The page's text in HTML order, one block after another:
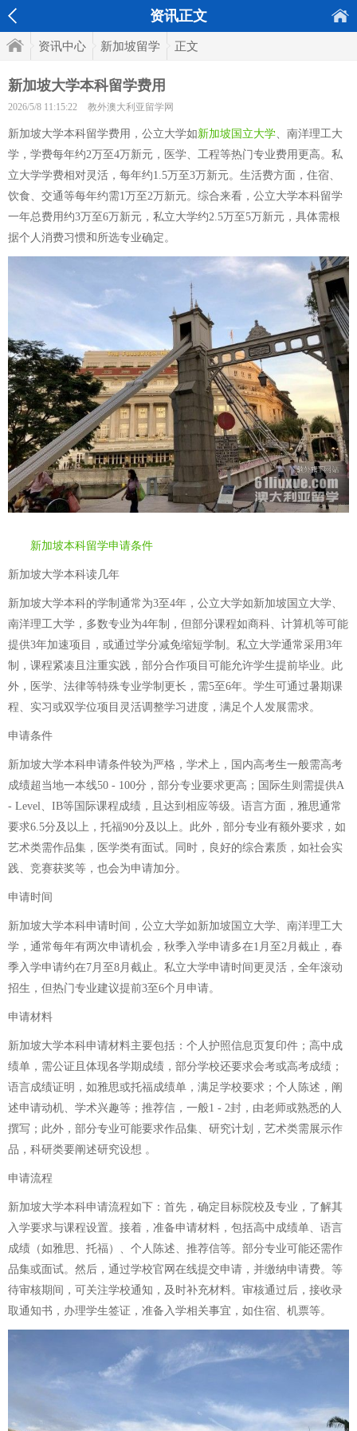
资讯正文
资讯中心 新加坡留学 正文
新加坡大学本科留学费用
2026/5/8 11:15:22 教外澳大利亚留学网
新加坡大学本科留学费用，公立大学如新加坡国立大学、南洋理工大
学，学费每年约2万至4万新元，医学、工程等热门专业费用更高。私
立大学学费相对灵活，每年约1.5万至3万新元。生活费方面，住宿、
饮食、交通等每年约需1万至2万新元。综合来看，公立大学本科留学
一年总费用约3万至6万新元，私立大学约2.5万至5万新元，具体需根
据个人消费习惯和所选专业确定。
新加坡本科留学申请条件
新加坡大学本科读几年
新加坡大学本科的学制通常为3至4年，公立大学如新加坡国立大学、
南洋理工大学，多数专业为4年制，但部分课程如商科、计算机等可能
提供3年加速项目，或通过学分减免缩短学制。私立大学通常采用3年
制，课程紧凑且注重实践，部分合作项目可能允许学生提前毕业。此
外，医学、法律等特殊专业学制更长，需5至6年。学生可通过暑期课
程、实习或双学位项目灵活调整学习进度，满足个人发展需求。
申请条件
新加坡大学本科申请条件较为严格，学术上，国内高考生一般需高考
成绩超当地一本线50 - 100分，部分专业要求更高；国际生则需提供A
- Level、IB等国际课程成绩，且达到相应等级。语言方面，雅思通常
要求6.5分及以上，托福90分及以上。此外，部分专业有额外要求，如
艺术类需作品集，医学类有面试。同时，良好的综合素质，如社会实
践、竞赛获奖等，也会为申请加分。
申请时间
新加坡大学本科申请时间，公立大学如新加坡国立大学、南洋理工大
学，通常每年有两次申请机会，秋季入学申请多在1月至2月截止，春
季入学申请约在7月至8月截止。私立大学申请时间更灵活，全年滚动
招生，但热门专业建议提前3至6个月申请。
申请材料
新加坡大学本科申请材料主要包括：个人护照信息页复印件；高中成
绩单，需公证且体现各学期成绩，部分学校还要求会考或高考成绩；
语言成绩证明，如雅思或托福成绩单，满足学校要求；个人陈述，阐
述申请动机、学术兴趣等；推荐信，一般1 - 2封，由老师或熟悉的人
撰写；此外，部分专业可能要求作品集、研究计划，艺术类需展示作
品，科研类要阐述研究设想 。
申请流程
新加坡大学本科申请流程如下：首先，确定目标院校及专业，了解其
入学要求与课程设置。接着，准备申请材料，包括高中成绩单、语言
成绩（如雅思、托福）、个人陈述、推荐信等。部分专业可能还需作
品集或面试。然后，通过学校官网在线提交申请，并缴纳申请费。等
待审核期间，可关注学校通知，及时补充材料。审核通过后，接收录
取通知书，办理学生签证，准备入学相关事宜，如住宿、机票等。